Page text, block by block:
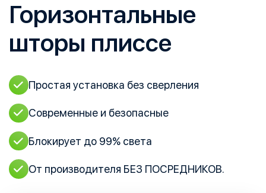
Горизонтальные
шторы плиссе
Простая установка без сверления
Современные и безопасные
Блокирует до 99% света
От производителя БЕЗ ПОСРЕДНИКОВ.